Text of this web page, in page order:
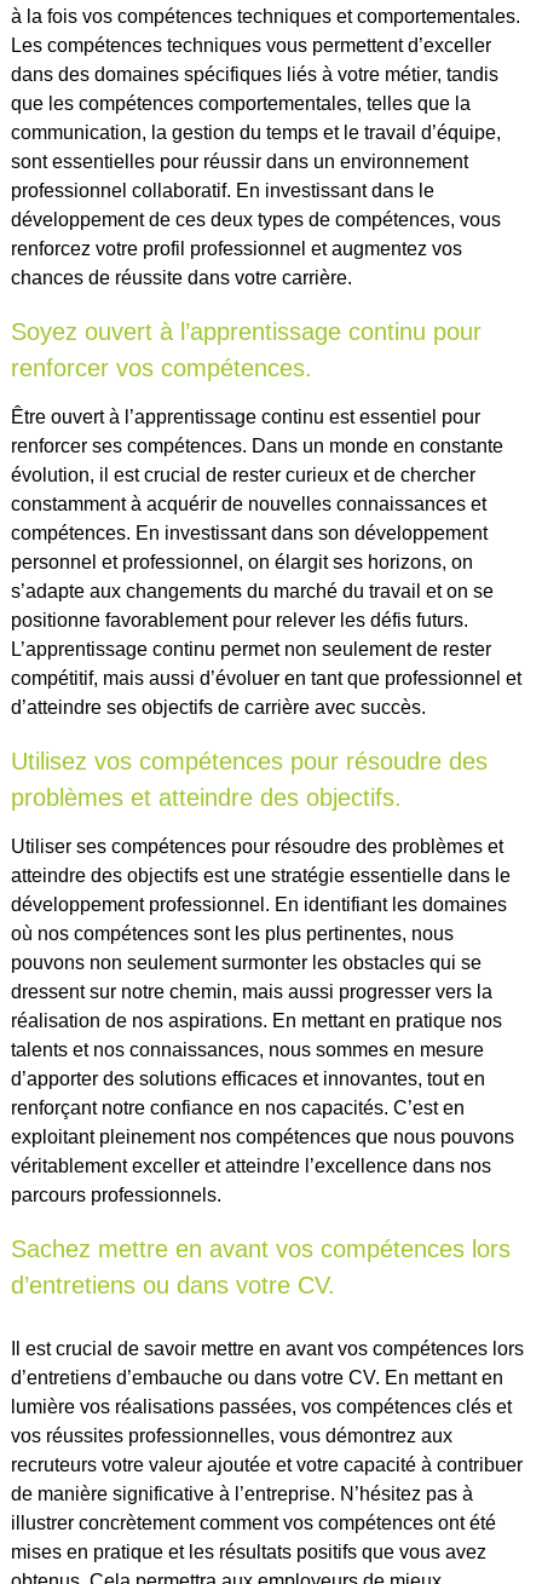
à la fois vos compétences techniques et comportementales.
Les compétences techniques vous permettent d’exceller
dans des domaines spécifiques liés à votre métier, tandis
que les compétences comportementales, telles que la
communication, la gestion du temps et le travail d’équipe,
sont essentielles pour réussir dans un environnement
professionnel collaboratif. En investissant dans le
développement de ces deux types de compétences, vous
renforcez votre profil professionnel et augmentez vos
chances de réussite dans votre carrière.
Soyez ouvert à l’apprentissage continu pour
renforcer vos compétences.
Être ouvert à l’apprentissage continu est essentiel pour
renforcer ses compétences. Dans un monde en constante
évolution, il est crucial de rester curieux et de chercher
constamment à acquérir de nouvelles connaissances et
compétences. En investissant dans son développement
personnel et professionnel, on élargit ses horizons, on
s’adapte aux changements du marché du travail et on se
positionne favorablement pour relever les défis futurs.
L’apprentissage continu permet non seulement de rester
compétitif, mais aussi d’évoluer en tant que professionnel et
d’atteindre ses objectifs de carrière avec succès.
Utilisez vos compétences pour résoudre des
problèmes et atteindre des objectifs.
Utiliser ses compétences pour résoudre des problèmes et
atteindre des objectifs est une stratégie essentielle dans le
développement professionnel. En identifiant les domaines
où nos compétences sont les plus pertinentes, nous
pouvons non seulement surmonter les obstacles qui se
dressent sur notre chemin, mais aussi progresser vers la
réalisation de nos aspirations. En mettant en pratique nos
talents et nos connaissances, nous sommes en mesure
d’apporter des solutions efficaces et innovantes, tout en
renforçant notre confiance en nos capacités. C’est en
exploitant pleinement nos compétences que nous pouvons
véritablement exceller et atteindre l’excellence dans nos
parcours professionnels.
Sachez mettre en avant vos compétences lors
d’entretiens ou dans votre CV.
Il est crucial de savoir mettre en avant vos compétences lors
d’entretiens d’embauche ou dans votre CV. En mettant en
lumière vos réalisations passées, vos compétences clés et
vos réussites professionnelles, vous démontrez aux
recruteurs votre valeur ajoutée et votre capacité à contribuer
de manière significative à l’entreprise. N’hésitez pas à
illustrer concrètement comment vos compétences ont été
mises en pratique et les résultats positifs que vous avez